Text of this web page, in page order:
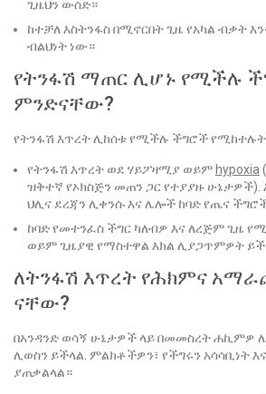
ጊዜህን ውሰድ።
ከተቻለ እስትንፋስ በሚኖርበት ጊዜ የአካል ብቃት
ብልህነት ነው።
የትንፋሽ ማጠር ሊሆኑ የሚችሉ
ምንድናቸው?
የትንፋሽ እጥረት ሊከሰቱ የሚችሉ ችግሮች
የትንፋሽ እጥረት ወደ ሃይፖዛሚያ ወይም hypoxia
ዝቅተኛ የኦክስጅን መጠን ጋር የተያያዙ ሁኔታዎች).
ህሊና ደረጃን ሊቀንሱ እና ሌሎች ከባድ የጤና
ከባድ የመተንፈስ ችግር ካለብዎ እና ለረጅም ጊዜ
ወይም ጊዜያዊ የማስተዋል እክል ሊያጋጥምዎት
ለትንፋሽ እጥረት የሕክምና
ናቸው?
በአንዳንድ ወሳኝ ሁኔታዎች ላይ በመመስረት ሐኪምዎ
ሊወስን ይችላል. ምልክቶችዎን፣ የችግሩን አሳሳቢነት
ያጠቃልላል።